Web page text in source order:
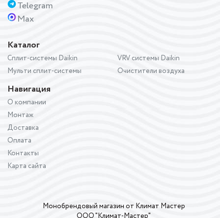
Каталог
Сплит-системы Daikin
Мульти сплит-системы
VRV системы Daikin
Очистители воздуха
Навигация
О компании
Монтаж
Доставка
Оплата
Контакты
Карта сайта
Telegram
Max
Монобрендовый магазин от Климат Мастер
ООО "Климат-Мастер"